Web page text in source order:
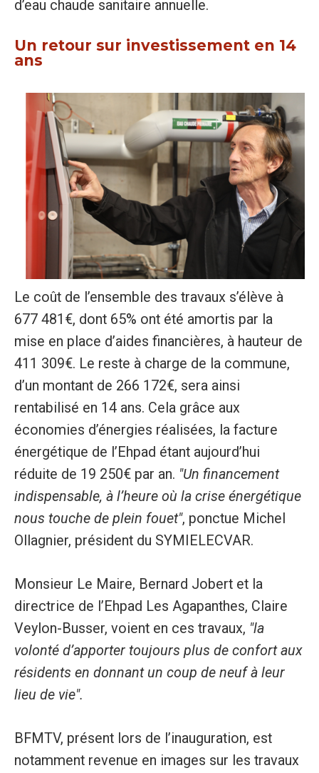
d’eau chaude sanitaire annuelle.
Un retour sur investissement en 14
ans
Le coût de l’ensemble des travaux s’élève à
677 481€, dont 65% ont été amortis par la
mise en place d’aides financières, à hauteur de
411 309€. Le reste à charge de la commune,
d’un montant de 266 172€, sera ainsi
rentabilisé en 14 ans. Cela grâce aux
économies d’énergies réalisées, la facture
énergétique de l’Ehpad étant aujourd’hui
réduite de 19 250€ par an. "Un financement
indispensable, à l’heure où la crise énergétique
nous touche de plein fouet", ponctue Michel
Ollagnier, président du SYMIELECVAR.
Monsieur Le Maire, Bernard Jobert et la
directrice de l’Ehpad Les Agapanthes, Claire
Veylon-Busser, voient en ces travaux, "la
volonté d’apporter toujours plus de confort aux
résidents en donnant un coup de neuf à leur
lieu de vie".
BFMTV, présent lors de l’inauguration, est
notamment revenue en images sur les travaux